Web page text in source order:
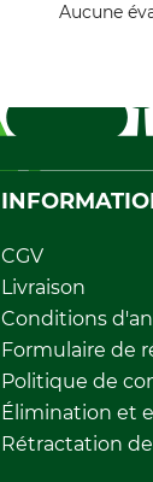
Aucune
CGV
Livraison
Conditions
Formulaire de
Politique de
Élimination et
Rétractation